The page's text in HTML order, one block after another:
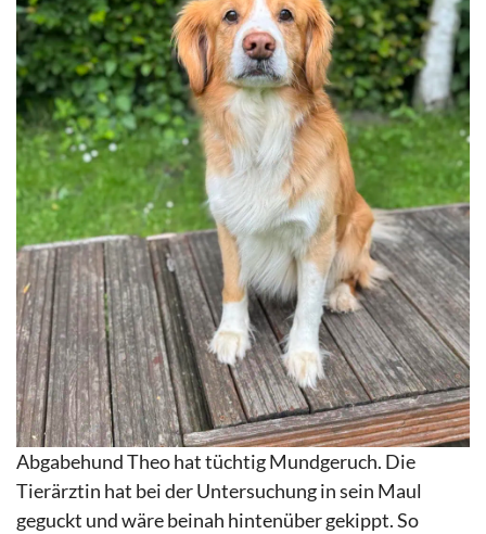
Abgabehund Theo hat tüchtig Mundgeruch. Die
Tierärztin hat bei der Untersuchung in sein Maul
geguckt und wäre beinah hintenüber gekippt. So